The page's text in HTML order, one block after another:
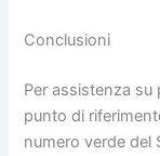
Conclusioni
Per assistenza
punto di
numero verde del